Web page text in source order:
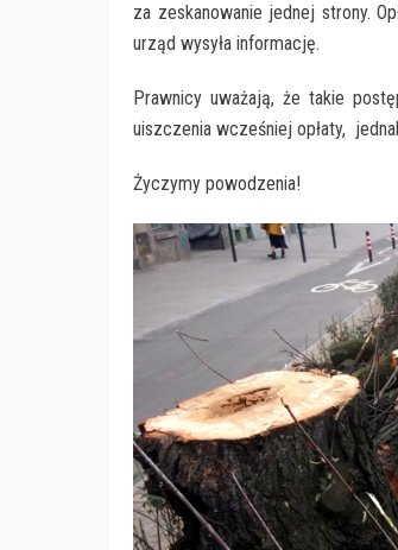
za zeskanowanie jednej strony.
urząd wysyła informację.
Prawnicy uważają, że takie
uiszczenia wcześniej opłaty,
Życzymy powodzenia!